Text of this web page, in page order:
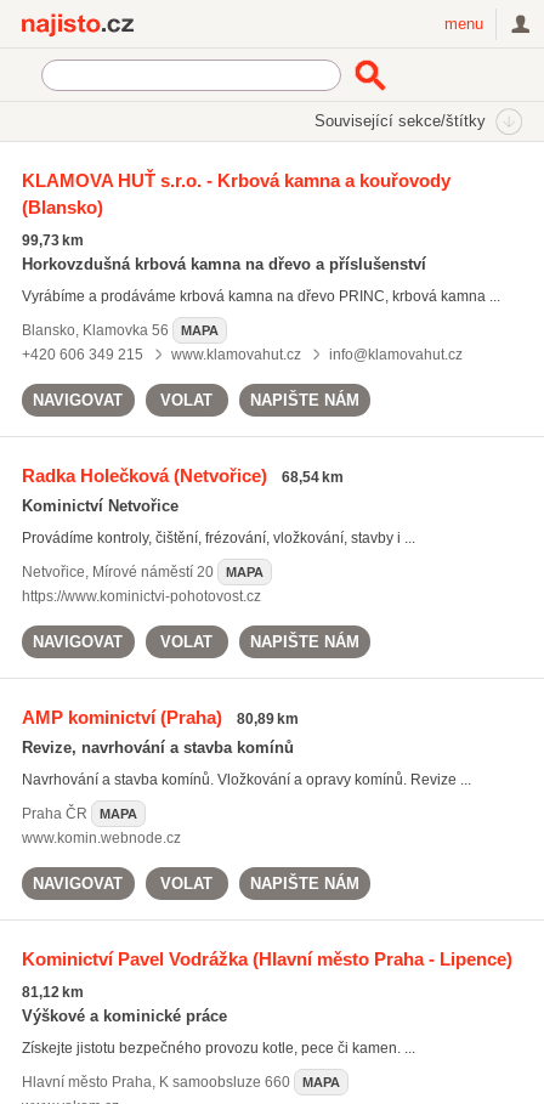
menu
Související sekce/štítky
komínové vložky
komínové vložky
čištění komínů
revize komínů (562)
Všechny související štítky
KLAMOVA HUŤ s.r.o. - Krbová kamna a kouřovody
(Blansko)
99,73 km
Horkovzdušná krbová kamna na dřevo a příslušenství
Vyrábíme a prodáváme krbová kamna na dřevo PRINC, krbová kamna ...
Blansko, Klamovka 56 MAPA
+420 606 349 215 www.klamovahut.cz info@klamovahut.cz
NAVIGOVAT VOLAT NAPIŠTE NÁM
Radka Holečková(Netvořice) 68,54 km
Kominictví Netvořice
Provádíme kontroly, čištění, frézování, vložkování, stavby i ...
Netvořice, Mírové náměstí 20 MAPA
https://www.kominictvi-pohotovost.cz
NAVIGOVAT VOLAT NAPIŠTE NÁM
AMP kominictví(Praha) 80,89 km
Revize, navrhování a stavba komínů
Navrhování a stavba komínů. Vložkování a opravy komínů. Revize ...
PrahaČR MAPA
www.komin.webnode.cz
NAVIGOVAT VOLAT NAPIŠTE NÁM
Kominictví Pavel Vodrážka(Hlavní město Praha - Lipence)
81,12 km
Výškové a kominické práce
Získejte jistotu bezpečného provozu kotle, pece či kamen. ...
Hlavní město Praha, K samoobsluze 660 MAPA